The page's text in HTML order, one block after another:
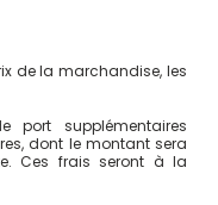
de la marchandise, les
port supplémentaires
dont le montant sera
Ces frais seront à la